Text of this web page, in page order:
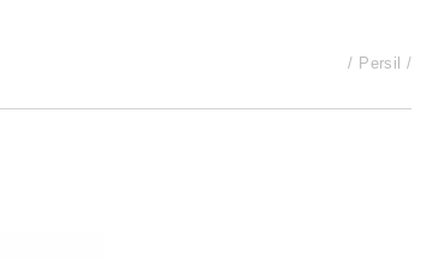
Persil